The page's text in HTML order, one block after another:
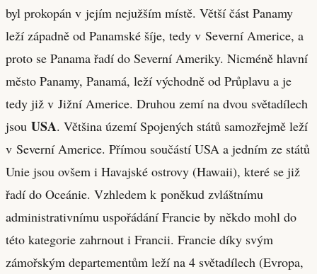
byl prokopán v jejím nejužším místě. Větší část Panamy
leží západně od Panamské šíje, tedy v Severní Americe, a
proto se Panama řadí do Severní Ameriky. Nicméně hlavní
město Panamy, Panamá, leží východně od Průplavu a je
tedy již v Jižní Americe. Druhou zemí na dvou světadílech
jsou USA. Většina území Spojených států samozřejmě leží
v Severní Americe. Přímou součástí USA a jedním ze států
Unie jsou ovšem i Havajské ostrovy (Hawaii), které se již
řadí do Oceánie. Vzhledem k poněkud zvláštnímu
administrativnímu uspořádání Francie by někdo mohl do
této kategorie zahrnout i Francii. Francie díky svým
zámořským departementům leží na 4 světadílech (Evropa,